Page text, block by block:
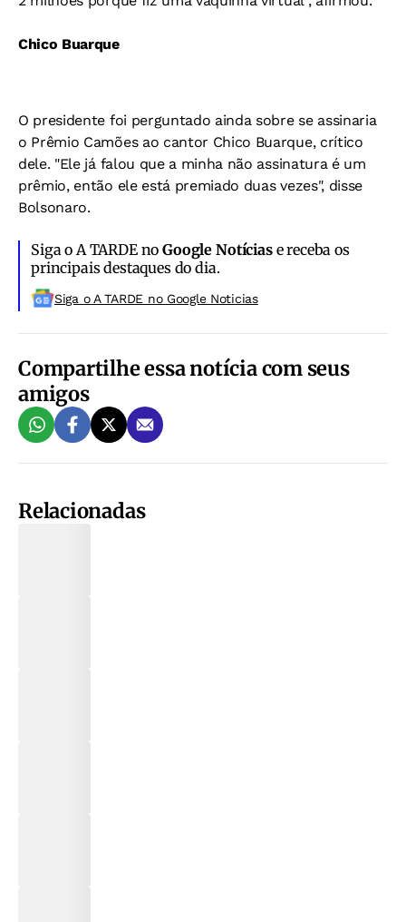
Chico Buarque
O presidente foi perguntado ainda sobre se assinaria
o Prêmio Camões ao cantor Chico Buarque, crítico
dele. "Ele já falou que a minha não assinatura é um
prêmio, então ele está premiado duas vezes", disse
Bolsonaro.
Siga o A TARDE noGoogle Notíciase receba os
principais destaques do dia.
Siga o A TARDE no Google Noticias
Compartilhe essa notícia com seus
amigos
Relacionadas